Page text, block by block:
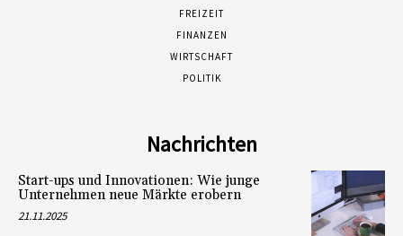
FREIZEIT
FINANZEN
WIRTSCHAFT
POLITIK
Nachrichten
Start-ups und Innovationen: Wie junge
Unternehmen neue Märkte erobern
21.11.2025